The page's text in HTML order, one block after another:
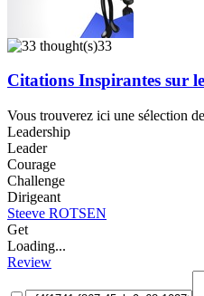
33
Citations Inspirantes sur
Vous trouverez ici une sélection
Leadership
Leader
Courage
Challenge
Dirigeant
Steeve ROTSEN
Get
Loading...
Review